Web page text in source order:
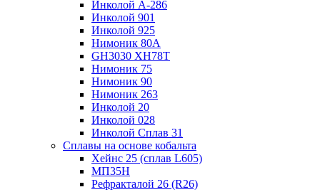
Инколой А-286
Инколой 901
Инколой 925
Нимоник 80А
GH3030 XH78T
Нимоник 75
Нимоник 90
Нимоник 263
Инколой 20
Инколой 028
Инколой Сплав 31
Сплавы на основе кобальта
Хейнс 25 (сплав L605)
МП35Н
Рефракталой 26 (R26)